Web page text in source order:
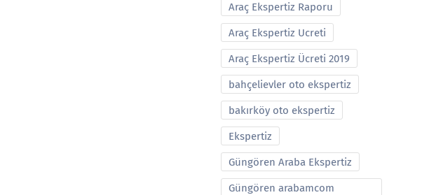
Araç Ekspertiz Raporu
Araç Ekspertiz Ucreti
Araç Ekspertiz Ücreti 2019
bahçelievler oto ekspertiz
bakırköy oto ekspertiz
Ekspertiz
Güngören Araba Ekspertiz
Güngören arabamcom